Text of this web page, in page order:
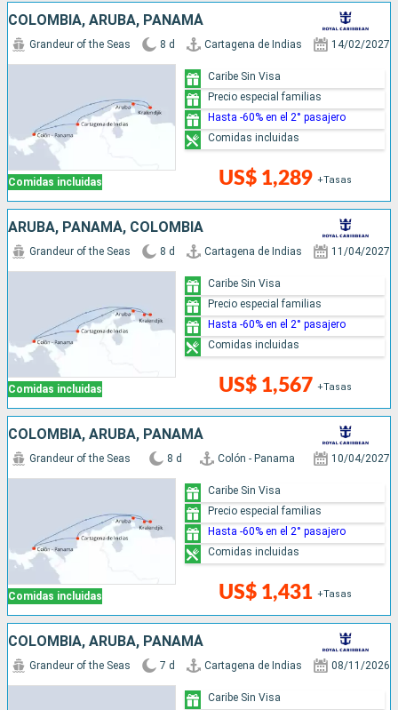
COLOMBIA, ARUBA, PANAMÁ
Comidas incluidas
Grandeur of the Seas 8 d Cartagena de Indias 14/02/2027
US$ 1,289 +Tasas
Caribe Sin Visa
Precio especial familias
Hasta -60% en el 2° pasajero
Comidas incluidas
ARUBA, PANAMÁ, COLOMBIA
Comidas incluidas
Grandeur of the Seas 8 d Cartagena de Indias 11/04/2027
US$ 1,567 +Tasas
Caribe Sin Visa
Precio especial familias
Hasta -60% en el 2° pasajero
Comidas incluidas
COLOMBIA, ARUBA, PANAMÁ
Comidas incluidas
Grandeur of the Seas 8 d Colón - Panama 10/04/2027
US$ 1,431 +Tasas
Caribe Sin Visa
Precio especial familias
Hasta -60% en el 2° pasajero
Comidas incluidas
COLOMBIA, ARUBA, PANAMÁ
Grandeur of the Seas 7 d Cartagena de Indias 08/11/2026
Caribe Sin Visa